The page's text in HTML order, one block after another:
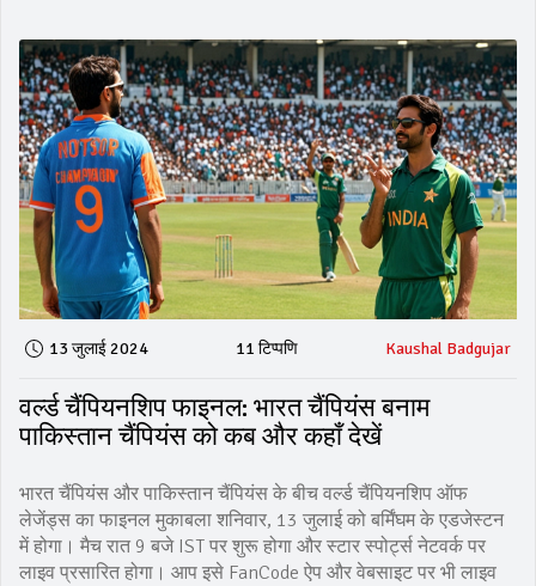
13 जुलाई 2024 11 टिप्पणि Kaushal Badgujar
वर्ल्ड चैंपियनशिप फाइनल: भारत चैंपियंस बनाम
पाकिस्तान चैंपियंस को कब और कहाँ देखें
भारत चैंपियंस और पाकिस्तान चैंपियंस के बीच वर्ल्ड चैंपियनशिप ऑफ
लेजेंड्स का फाइनल मुकाबला शनिवार, 13 जुलाई को बर्मिंघम के एडजेस्टन
में होगा। मैच रात 9 बजे IST पर शुरू होगा और स्टार स्पोर्ट्स नेटवर्क पर
लाइव प्रसारित होगा। आप इसे FanCode ऐप और वेबसाइट पर भी लाइव